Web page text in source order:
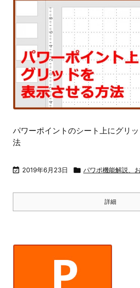
パワーポイントのシート上にグリ
法
 2019年6月23日  パワポ機能解説、
詳細